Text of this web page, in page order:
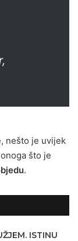
nešto je uvijek
što je
.
ISTINU